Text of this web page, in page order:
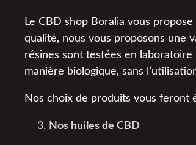
Le CBD shop Boralia vous
qualité, nous vous proposons une
résines sont testées en
manière biologique, sans
Nos choix de produits vous feront
Nos huiles de CBD